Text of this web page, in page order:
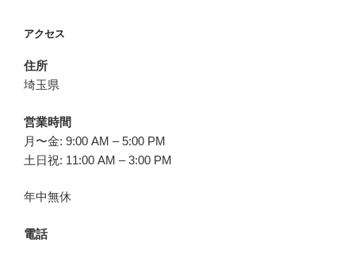
アクセス
住所
埼玉県
営業時間
月〜金: 9:00 AM – 5:00 PM
土日祝: 11:00 AM – 3:00 PM
年中無休
電話